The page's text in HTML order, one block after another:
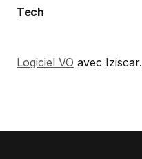
Tech
Logiciel VO avec Iziscar.